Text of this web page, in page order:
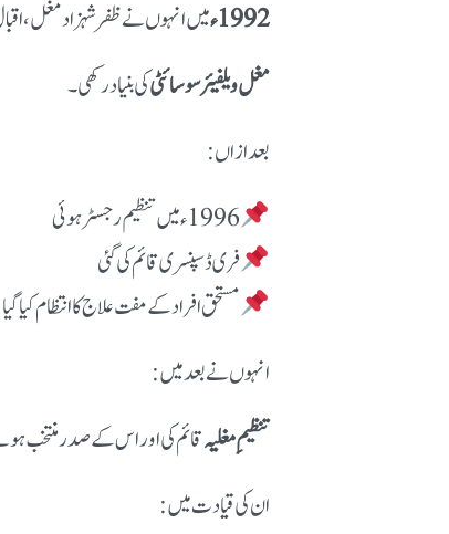
1992ء میں انہوں نے ظفر شہزاد مغل،
مغل ویلفیئر سوسائٹیکی بنیاد رکھی۔
بعد ازاں:
فری ڈسپنسری قائم کی گئی
مستحق افراد کے مفت علاج کا انتظام کیا گیا
انہوں نے بعد میں:
تنظیمِ مغلیہقائم کی اور اس کے صدر منتخب
ان کی قیادت میں: